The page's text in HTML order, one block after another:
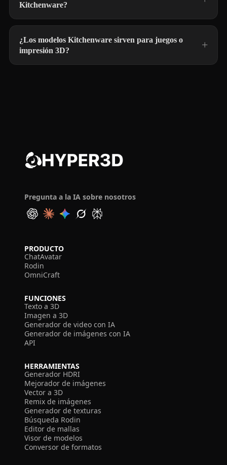
Kitchenware?
¿Los modelos Kitchenware sirven para juegos o
impresión 3D?
Pregunta a la IA sobre nosotros
PRODUCTO
ChatAvatar
Rodin
OmniCraft
FUNCIONES
Texto a 3D
Imagen a 3D
Generador de video con IA
Generador de imágenes con IA
API
HERRAMIENTAS
Generador HDRI
Mejorador de imágenes
Vector a 3D
Remix de imágenes
Generador de texturas
Búsqueda Rodin
Editor de mallas
Visor de modelos
Conversor de formatos